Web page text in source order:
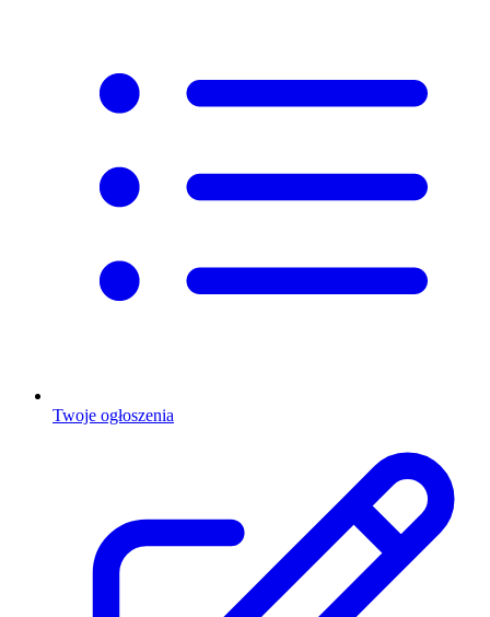
Twoje ogłoszenia